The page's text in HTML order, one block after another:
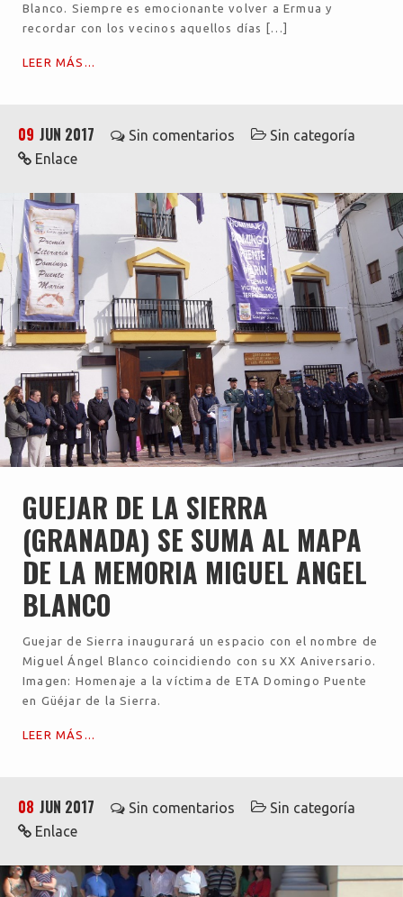
Blanco. Siempre es emocionante volver a Ermua y
recordar con los vecinos aquellos días […]
LEER MÁS...
09 JUN 2017 Sin comentarios
Sin categoría
Enlace
GUEJAR DE LA SIERRA
(GRANADA) SE SUMA AL MAPA
DE LA MEMORIA MIGUEL ANGEL
BLANCO
Guejar de Sierra inaugurará un espacio con el nombre de
Miguel Ángel Blanco coincidiendo con su XX Aniversario.
Imagen: Homenaje a la víctima de ETA Domingo Puente
en Güéjar de la Sierra.
LEER MÁS...
08 JUN 2017 Sin comentarios
Sin categoría
Enlace